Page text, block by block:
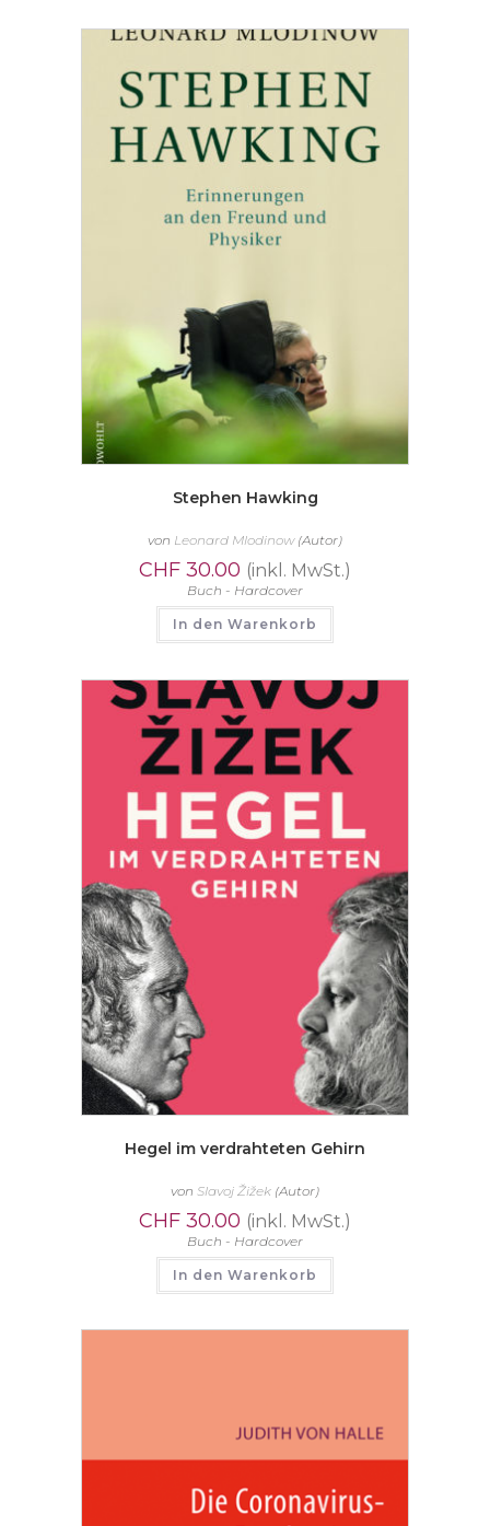
Stephen Hawking
von Leonard Mlodinow(Autor)
CHF 30.00 (inkl. MwSt.)
Buch - Hardcover
In den Warenkorb
Hegel im verdrahteten Gehirn
von Slavoj Žižek (Autor)
CHF 30.00 (inkl. MwSt.)
Buch - Hardcover
In den Warenkorb